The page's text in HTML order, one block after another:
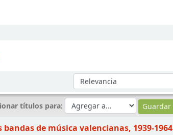
Ordenar por:
títulos para:
de música valencianas, 1939-1964